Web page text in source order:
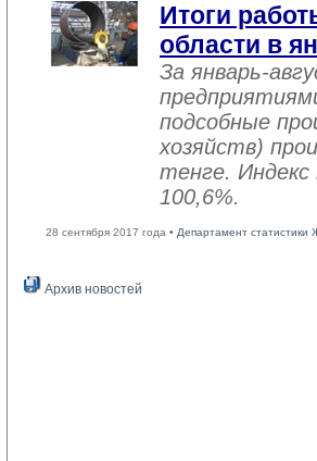
Итоги
области в
За январь-
подсобные
хозяйств)
тенге. Индекс
100,6%.
28 сентября 2017 года • Департамент статистики
Архив новостей